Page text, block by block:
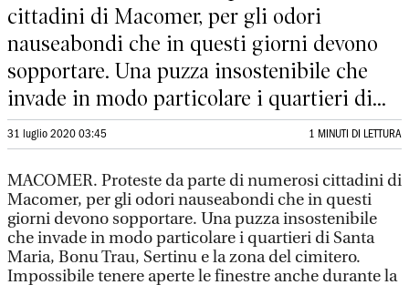
cittadini di Macomer, per gli odori
nauseabondi che in questi giorni devono
sopportare. Una puzza insostenibile che
invade in modo particolare i quartieri di...
31 luglio 2020 03:45 1 MINUTI DI LETTURA
MACOMER. Proteste da parte di numerosi cittadini di
Macomer, per gli odori nauseabondi che in questi
giorni devono sopportare. Una puzza insostenibile
che invade in modo particolare i quartieri di Santa
Maria, Bonu Trau, Sertinu e la zona del cimitero.
Impossibile tenere aperte le finestre anche durante la